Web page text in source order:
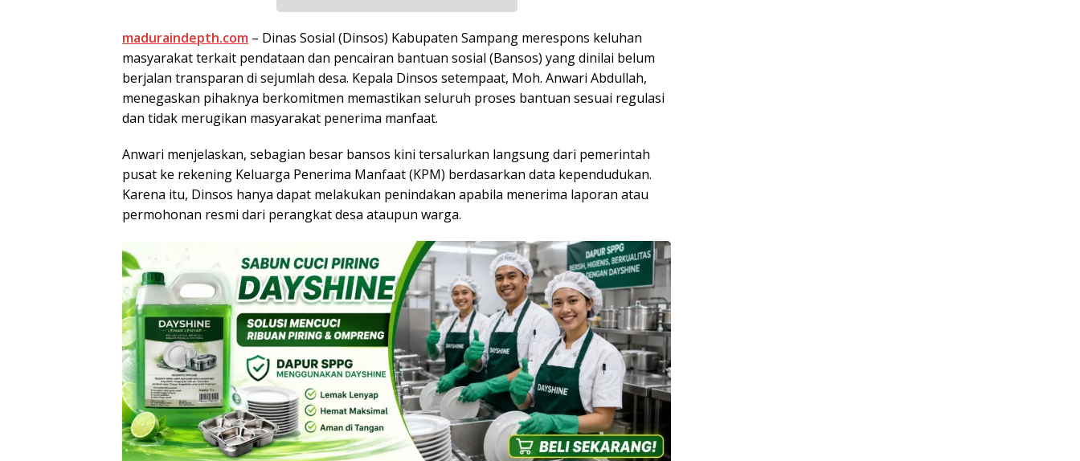
maduraindepth.com – Dinas Sosial (Dinsos) Kabupaten Sampang merespons keluhan
masyarakat terkait pendataan dan pencairan bantuan sosial (Bansos) yang dinilai belum
berjalan transparan di sejumlah desa. Kepala Dinsos setempaat, Moh. Anwari Abdullah,
menegaskan pihaknya berkomitmen memastikan seluruh proses bantuan sesuai regulasi
dan tidak merugikan masyarakat penerima manfaat.
Anwari menjelaskan, sebagian besar bansos kini tersalurkan langsung dari pemerintah
pusat ke rekening Keluarga Penerima Manfaat (KPM) berdasarkan data kependudukan.
Karena itu, Dinsos hanya dapat melakukan penindakan apabila menerima laporan atau
permohonan resmi dari perangkat desa ataupun warga.